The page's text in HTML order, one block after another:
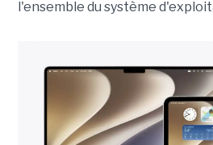
l'ensemble du système